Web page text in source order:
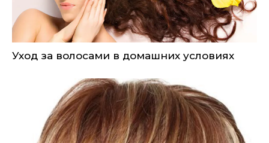
Уход за волосами в домашних условиях